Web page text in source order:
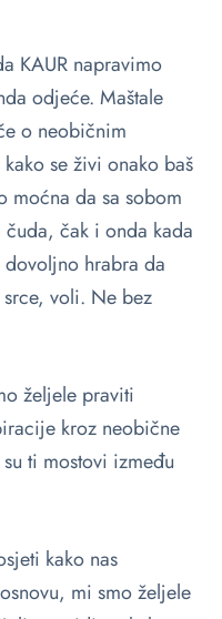
KAUR napravimo
odjeće. Maštale
o neobičnim
se živi onako baš
moćna da sa sobom
čak i onda kada
hrabra da
voli. Ne bez
željele praviti
kroz neobične
ti mostovi između
kako nas
mi smo željele